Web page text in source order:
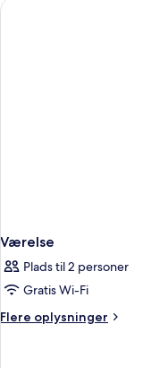
balkon
Værelse
Plads til 2 personer
Gratis Wi-Fi
Flere oplysninger
Flere